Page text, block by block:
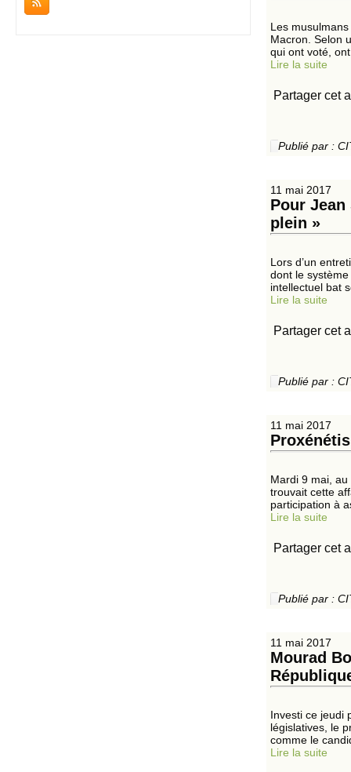
Les
Macron. Selon
qui ont voté,
Lire la suite
Partager cet
Publié par :
11 mai 2017
Pour
plein »
Lors d’un
dont le
intellectuel bat
Lire la suite
Partager cet
Publié par :
11 mai 2017
Mardi 9 mai,
trouvait cette
participation à
Lire la suite
Partager cet
Publié par :
11 mai 2017
Mourad
Investi ce jeudi
législatives, le
comme le
Lire la suite